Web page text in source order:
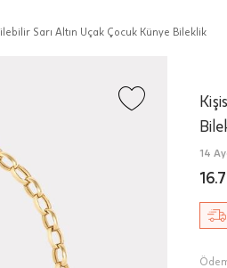
Sarı Altın Uçak Çocuk Künye Bileklik
14